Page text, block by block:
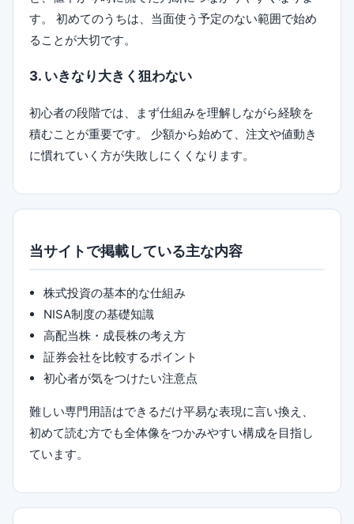
す。 初めてのうちは、当面使う予定のない範囲で始め
ることが大切です。
3. いきなり大きく狙わない
初心者の段階では、まず仕組みを理解しながら経験を
積むことが重要です。 少額から始めて、注文や値動き
に慣れていく方が失敗しにくくなります。
当サイトで掲載している主な内容
株式投資の基本的な仕組み
NISA制度の基礎知識
高配当株・成長株の考え方
証券会社を比較するポイント
初心者が気をつけたい注意点
難しい専門用語はできるだけ平易な表現に言い換え、
初めて読む方でも全体像をつかみやすい構成を目指し
ています。